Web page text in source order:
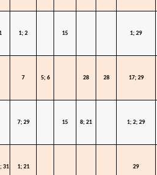
1; 2 15 1; 29
7 5; 6 28 28 17; 29
7; 29 15 8; 21 1; 2; 29
31 1; 21 29